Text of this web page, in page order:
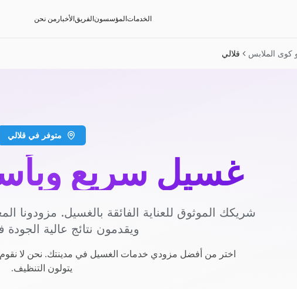
الخدماتالمؤسسونالفريقالأخبار من نحن
كوى الملابس قلالي
متوفر في قلالي
غسيل سريع
شريكك الموثوق للعناية الفائقة بالغسيل. مزودونا
ويقدمون نتائج عالية
اختر من أفضل مزودي خدمات الغسيل في مدينتك. نحن لا
يتولون التنظيف.